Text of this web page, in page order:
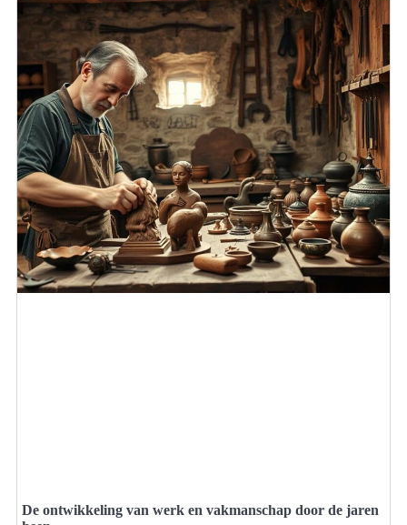
De ontwikkeling van werk en vakmanschap door de jaren